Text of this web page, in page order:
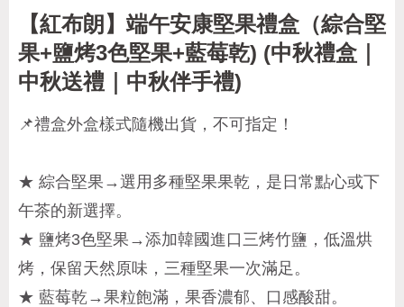
【紅布朗】端午安康堅果禮盒（綜合堅
果+鹽烤3色堅果+藍莓乾) (中秋禮盒｜
中秋送禮｜中秋伴手禮)
📌禮盒外盒樣式隨機出貨，不可指定！
★ 綜合堅果→選用多種堅果果乾，是日常點心或下
午茶的新選擇。
★ 鹽烤3色堅果→添加韓國進口三烤竹鹽，低溫烘
烤，保留天然原味，三種堅果一次滿足。
★ 藍莓乾→果粒飽滿，果香濃郁、口感酸甜。